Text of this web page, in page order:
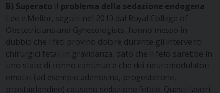
B) Superato il problema della sedazione endogena
Lee e Mellor, seguiti nel 2010 dal Royal College of
Obstetricians and Gynecologists, hanno messo in
dubbio che i feti provino dolore durante gli interventi
chirurgici fetali in gravidanza, dato che il feto sarebbe in
uno stato di sonno continuo e che dei neuromodulatori
ematici (ad esempio adenosina, progesterone,
prostaglandine) causano sedazione fetale. Questi lavori